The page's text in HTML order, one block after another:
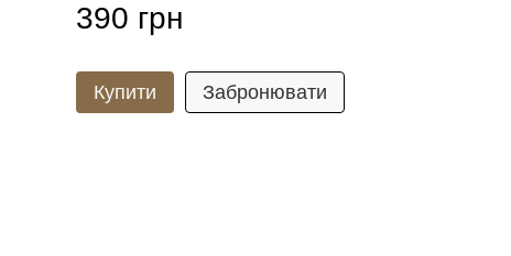
390 грн
Купити Забронювати